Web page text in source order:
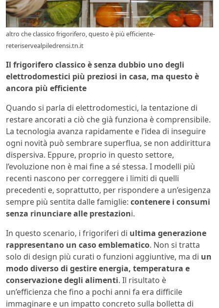
altro che classico frigorifero, questo è più efficiente-
reteriservealpiledrensi.tn.it
Il frigorifero classico è senza dubbio uno degli
elettrodomestici più preziosi in casa, ma questo è
ancora più efficiente
Quando si parla di elettrodomestici, la tentazione di
restare ancorati a ciò che già funziona è comprensibile.
La tecnologia avanza rapidamente e l’idea di inseguire
ogni novità può sembrare superflua, se non addirittura
dispersiva. Eppure, proprio in questo settore,
l’evoluzione non è mai fine a sé stessa. I modelli più
recenti nascono per correggere i limiti di quelli
precedenti e, soprattutto, per rispondere a un’esigenza
sempre più sentita dalle famiglie: contenere i consumi
senza rinunciare alle prestazioni.
In questo scenario, i frigoriferi di ultima generazione
rappresentano un caso emblematico. Non si tratta
solo di design più curati o funzioni aggiuntive, ma di un
modo diverso di gestire energia, temperatura e
conservazione degli alimenti. Il risultato è
un’efficienza che fino a pochi anni fa era difficile
immaginare e un impatto concreto sulla bolletta di